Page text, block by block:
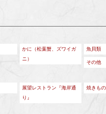
かに（松葉蟹、ズワイガ
ニ）
魚貝類
その他
展望レストラン『海岸通
り』
焼きも